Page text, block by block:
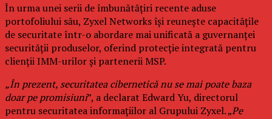
În urma unei serii de îmbunătățiri recente aduse
portofoliului său, Zyxel Networks își reunește capacitățile
de securitate într-o abordare mai unificată a guvernanței
securității produselor, oferind protecție integrată pentru
clienții IMM-urilor și partenerii MSP.
„În prezent, securitatea cibernetică nu se mai poate baza
doar pe promisiuni”, a declarat Edward Yu, directorul
pentru securitatea informațiilor al Grupului Zyxel. „Pe